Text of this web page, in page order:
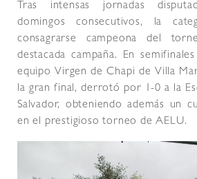
Tras intensas jornadas
domingos consecutivos, la
consagrarse campeona del
destacada campaña. En
equipo Virgen de Chapi de Villa
la gran final, derrotó por 1-0 a la
Salvador, obteniendo además un
en el prestigioso torneo de AELU.